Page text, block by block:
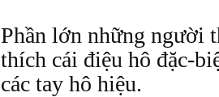
Phần lớn những người
thích cái điệu hô đặc-
các tay hô hiệu.